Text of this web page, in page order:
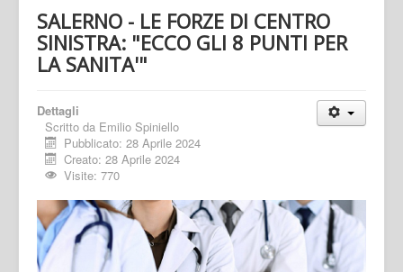
SALERNO - LE FORZE DI CENTRO
SINISTRA: "ECCO GLI 8 PUNTI PER
LA SANITA'"
Dettagli
Scritto da Emilio Spiniello
Pubblicato: 28 Aprile 2024
Creato: 28 Aprile 2024
Visite: 770